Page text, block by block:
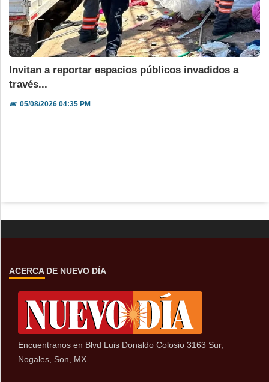
Invitan a reportar espacios públicos invadidos a
través...
📅05/08/2026 04:35 PM
ACERCA DE NUEVO DÍA
Encuentranos en Blvd Luis Donaldo Colosio 3163 Sur,
Nogales, Son, MX.